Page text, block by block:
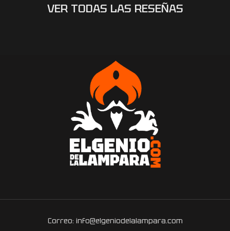
VER TODAS LAS RESEÑAS
Correo: info@elgeniodelalampara.com